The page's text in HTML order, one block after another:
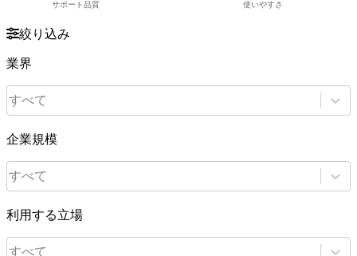
絞り込み
業界
すべて
企業規模
すべて
利用する立場
すべて